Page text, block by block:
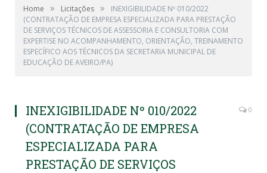
Home » Licitações »
INEXIGIBILIDADE Nº 010/2022
(CONTRATAÇÃO DE EMPRESA ESPECIALIZADA PARA PRESTAÇÃO
DE SERVIÇOS TÉCNICOS DE ASSESSORIA E CONSULTORIA COM
EXPERTISE NO ACOMPANHAMENTO, ORIENTAÇÃO, TREINAMENTO
ESPECÍFICO AOS TÉCNICOS DA SECRETARIA MUNICIPAL DE
EDUCAÇÃO DE AVEIRO/PA)
INEXIGIBILIDADE Nº 010/2022
(CONTRATAÇÃO DE EMPRESA
ESPECIALIZADA PARA
PRESTAÇÃO DE SERVIÇOS
0